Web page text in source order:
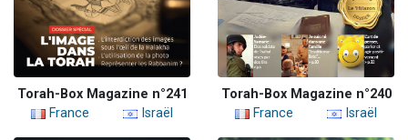
Torah-Box Magazine n°241
France
Israël
Torah-Box Magazine n°240
France
Israël